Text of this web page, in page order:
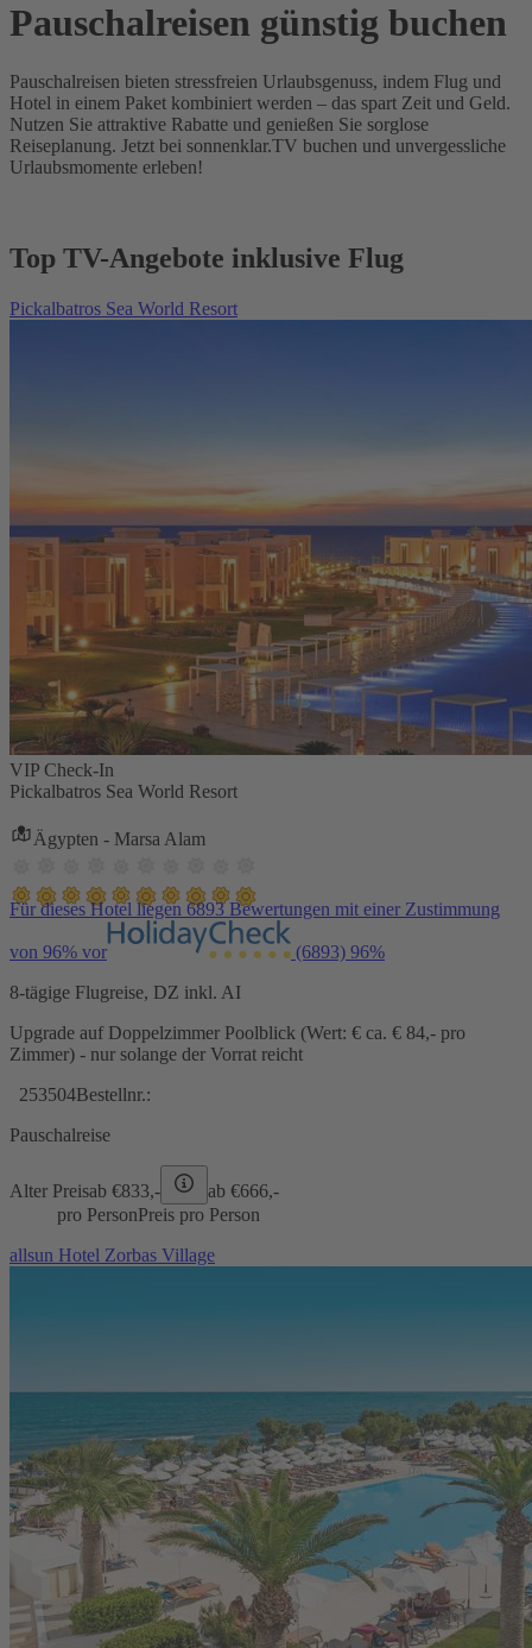
Pauschalreisen günstig buchen
Pauschalreisen bieten stressfreien Urlaubsgenuss, indem Flug und
Hotel in einem Paket kombiniert werden – das spart Zeit und Geld.
Nutzen Sie attraktive Rabatte und genießen Sie sorglose
Reiseplanung. Jetzt bei sonnenklar.TV buchen und unvergessliche
Urlaubsmomente erleben!
Top TV-Angebote inklusive Flug
Pickalbatros Sea World Resort
VIP Check-In
Pickalbatros Sea World Resort
Ägypten - Marsa Alam
Für dieses Hotel liegen 6893 Bewertungen mit einer Zustimmung
von 96% vor (6893) 96%
8-tägige Flugreise, DZ inkl. AI
Upgrade auf Doppelzimmer Poolblick (Wert: € ca. € 84,- pro
Zimmer) - nur solange der Vorrat reicht
253504Bestellnr.:
Pauschalreise
Alter Preisab €833,- ab €666,-
pro PersonPreis pro Person
allsun Hotel Zorbas Village